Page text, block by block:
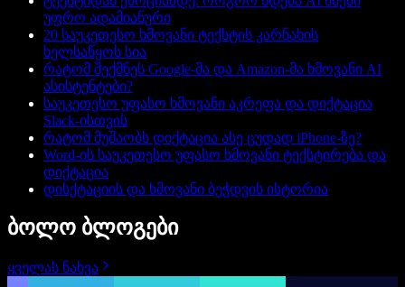
უფრო ადამიანური
20 საუკეთესო ხმოვანი ტექსტის კარნახის
ხელსაწყოს სია
რატომ შექმნეს Google-მა და Amazon-მა ხმოვანი AI
ასისტენტები?
საუკეთესო უფასო ხმოვანი აკრეფა და დიქტაცია
Slack-ისთვის
რატომ მუშაობს დიქტაცია ასე ცუდად iPhone-ზე?
Word-ის საუკეთესო უფასო ხმოვანი ტექსტირება და
დიქტაცია
დისქტაციის და ხმოვანი ბეჭდვის ისტორია
ბოლო ბლოგები
ყველას ნახვა